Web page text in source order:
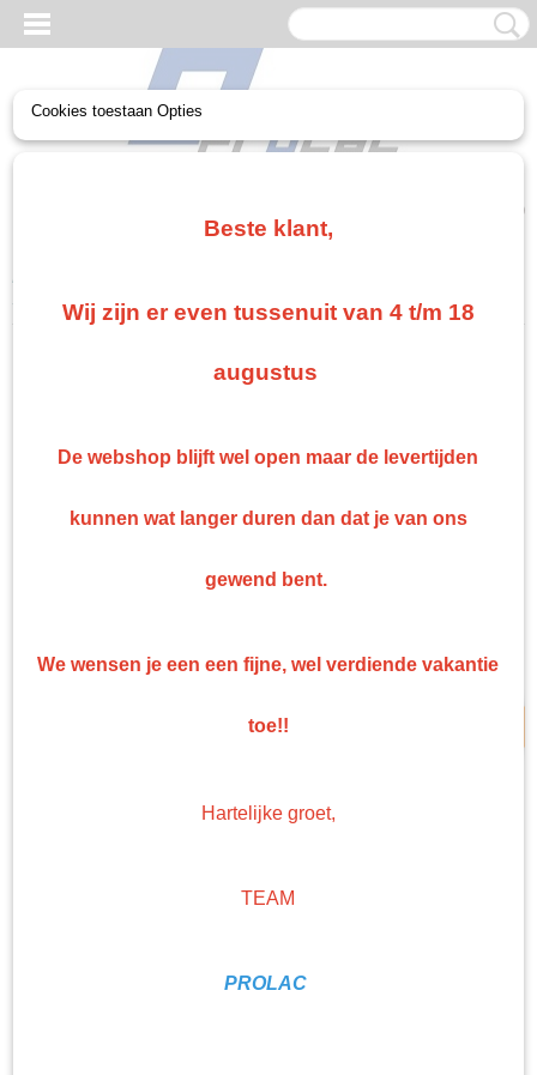
(0)
Home
9005 1 liter
Gratis verzending als je bestelt voor €75,00 of meer in Nederland. België en Duitsland
Indien op voorraad: binnen 1 werkdag geleverd
Retourneren kan gemakkelijk binnen 14 dagen
Professionele nonpaint artikelen en gereedschappen tegen bodemprijzen!
NIEUW
Cookies toestaan Opties
Beste klant,
Wij zijn er even tussenuit van 4 t/m 18
augustus
De webshop blijft wel open maar de levertijden
kunnen wat langer duren dan dat je van ons
gewend bent.
We wensen je een een fijne, wel verdiende vakantie
toe!!
Hartelijke groet,
TEAM
PROLAC